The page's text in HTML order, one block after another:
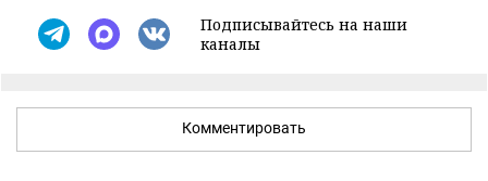
Подписывайтесь на наши
каналы
Комментировать